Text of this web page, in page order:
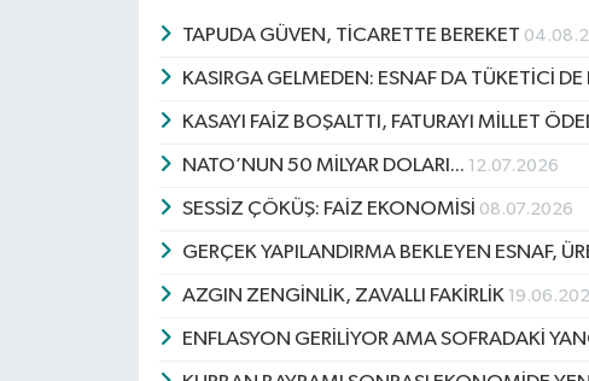
TAPUDA GÜVEN, TİCARETTE BEREKET
KASIRGA GELMEDEN: ESNAF DA TÜKETİCİ
KASAYI FAİZ BOŞALTTI, FATURAYI MİLLET
NATO’NUN 50 MİLYAR DOLARI... 12.07.2026
SESSİZ ÇÖKÜŞ: FAİZ EKONOMİSİ 08.07.2026
GERÇEK YAPILANDIRMA BEKLEYEN ESNAF,
AZGIN ZENGİNLİK, ZAVALLI FAKİRLİK
ENFLASYON GERİLİYOR AMA SOFRADAKİ